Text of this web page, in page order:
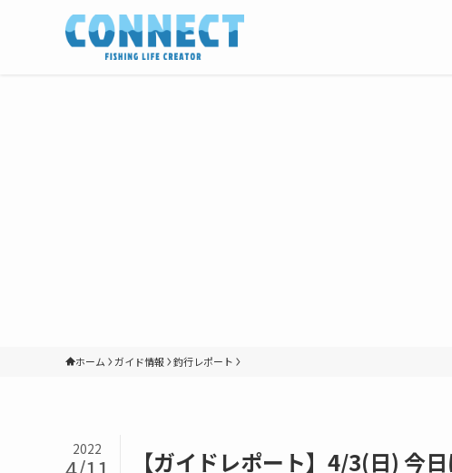
ホーム ガイド情報 釣行レポート
【ガイドレポート】4/3(日) 今
2022